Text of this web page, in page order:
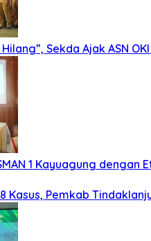
Sekda Ajak ASN
1 Kayuagung dengan
Kasus, Pemkab